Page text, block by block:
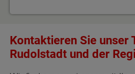
Kontaktieren Sie unser
Rudolstadt und der